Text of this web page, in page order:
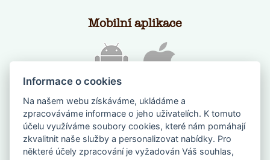
Mobilní aplikace
Informace o cookies
Na našem webu získáváme, ukládáme a
zpracováváme informace o jeho uživatelích. K tomuto
účelu využíváme soubory cookies, které nám pomáhají
zkvalitnit naše služby a personalizovat nabídky. Pro
některé účely zpracování je vyžadován Váš souhlas,